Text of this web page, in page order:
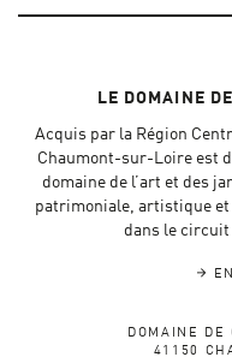
LE DOMAINE
Acquis par la Région
Chaumont-sur-Loire est
domaine de l’art et des
patrimoniale, artistique
dans le circuit
DOMAINE DE
41150